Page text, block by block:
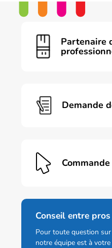
Partenaire
Demande
Conseil entre pros
Pour toute question
notre équipe est à votre